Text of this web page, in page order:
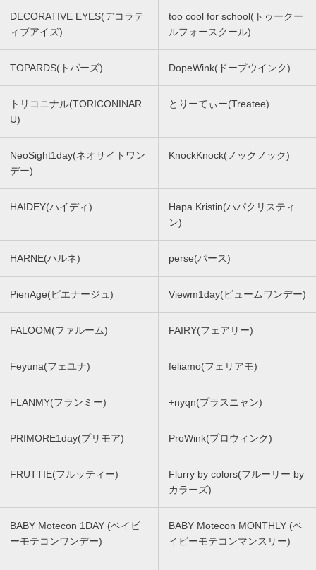
DECORATIVE EYES(デコラテ
ィブアイズ)
too cool for school(トゥークー
ルフォースクール)
TOPARDS(トパーズ) DopeWink(ドープウインク)
トリコニナル(TORICONINAR
U)
とりーてぃー(Treatee)
NeoSight1day(ネオサイトワン
デー)
KnockKnock(ノックノック)
HAIDEY(ハイディ)
Hapa Kristin(ハパクリスティ
ン)
HARNE(ハルネ) perse(パース)
PienAge(ピエナージュ) Viewm1day(ビュームワンデー)
FALOOM(ファルーム) FAIRY(フェアリー)
Feyuna(フェユナ) feliamo(フェリアモ)
FLANMY(フランミー) +nyqn(プラスニャン)
PRIMORE1day(プリモア) ProWink(プロウィンク)
FRUTTIE(フルッティー)
Flurry by colors(フルーリー by
カラーズ)
BABY Motecon 1DAY (ベイビ
ーモテコンワンデー)
BABY Motecon MONTHLY (ベ
イビーモテコンマンスリー)